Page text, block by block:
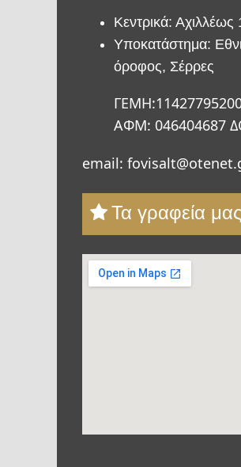
Κεντρικά:
Υποκατάστημα:
όροφος, Σέρρες
ΑΦΜ: 046404687
email:
Τα γραφεία μας